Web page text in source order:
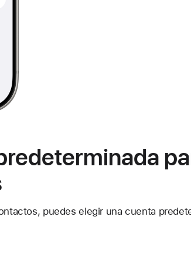
puedes elegir una cuenta